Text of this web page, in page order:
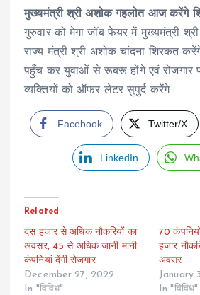
मुख्यमंत्री श्री अशोक गहलोत आज करेंगे
गुरुवार को मेगा जॉब फेयर में मुख्यमंत्री
राज्य मंत्री श्री अशोक चांदना शिरकत
पहुँच कर युवाओं से रूबरू होंगे एवं रोजगार
व्यक्तियों को ऑफर लेटर सुपुर्द करेंगे।
Facebook Twitter/X
LinkedIn
Related
दस हजार से अधिक नौकरियों का
अवसर, 45 से अधिक जानी मानी
कंपनियां देंगी रोजगार
December 27, 2022
In "विविध"
70
हजार
अवसर
January
In "विविध"